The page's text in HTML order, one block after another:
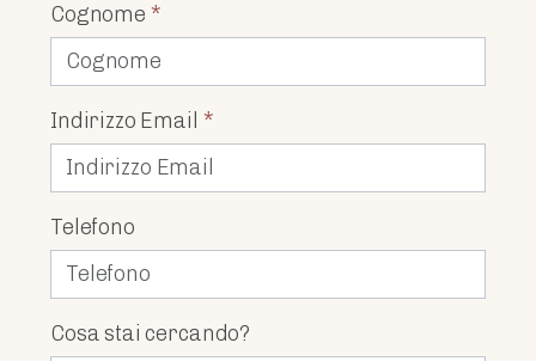
Cognome *
Indirizzo Email *
Telefono
Cosa stai cercando?